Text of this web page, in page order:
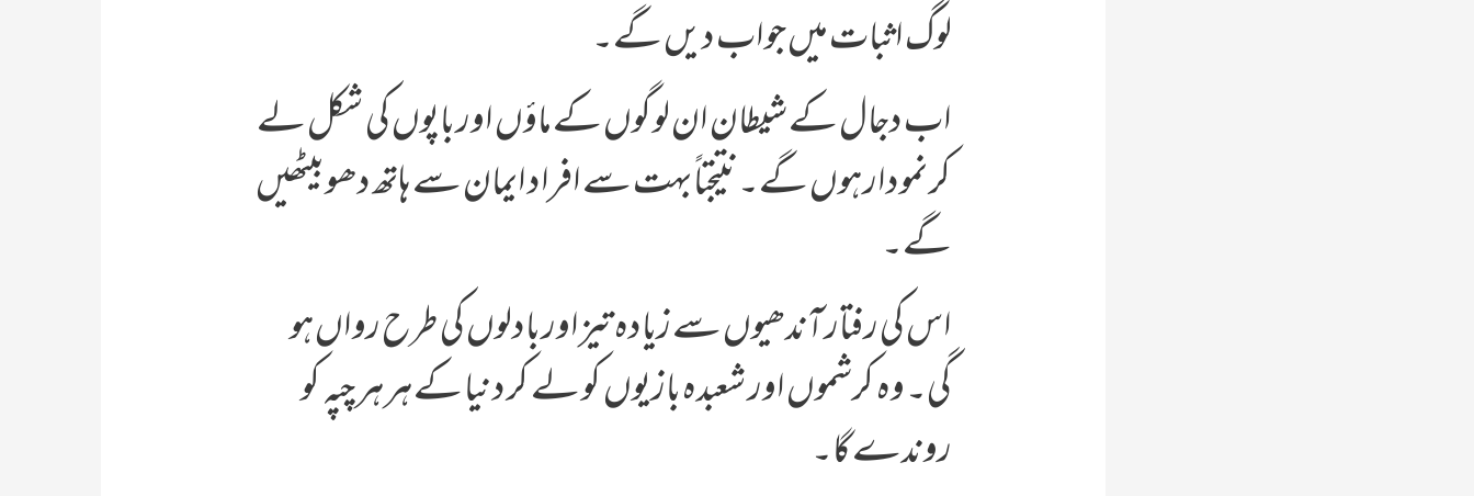
لوگ اثبات میں جواب دیں گے۔
اب دجال کے شیطان ان لوگوں کے ماؤں اور باپوں کی شکل لے
کر نمودار ہوں گے۔ نتیجتاً بہت سے افراد ایمان سے ہاتھ دھو بیٹھیں
گے۔
اس کی رفتار آندھیوں سے زیادہ تیز اور بادلوں کی طرح رواں ہو
گی۔ وہ کرشموں اور شعبدہ بازیوں کو لے کر دنیا کے ہر ہر چپہ کو
روندے گا۔